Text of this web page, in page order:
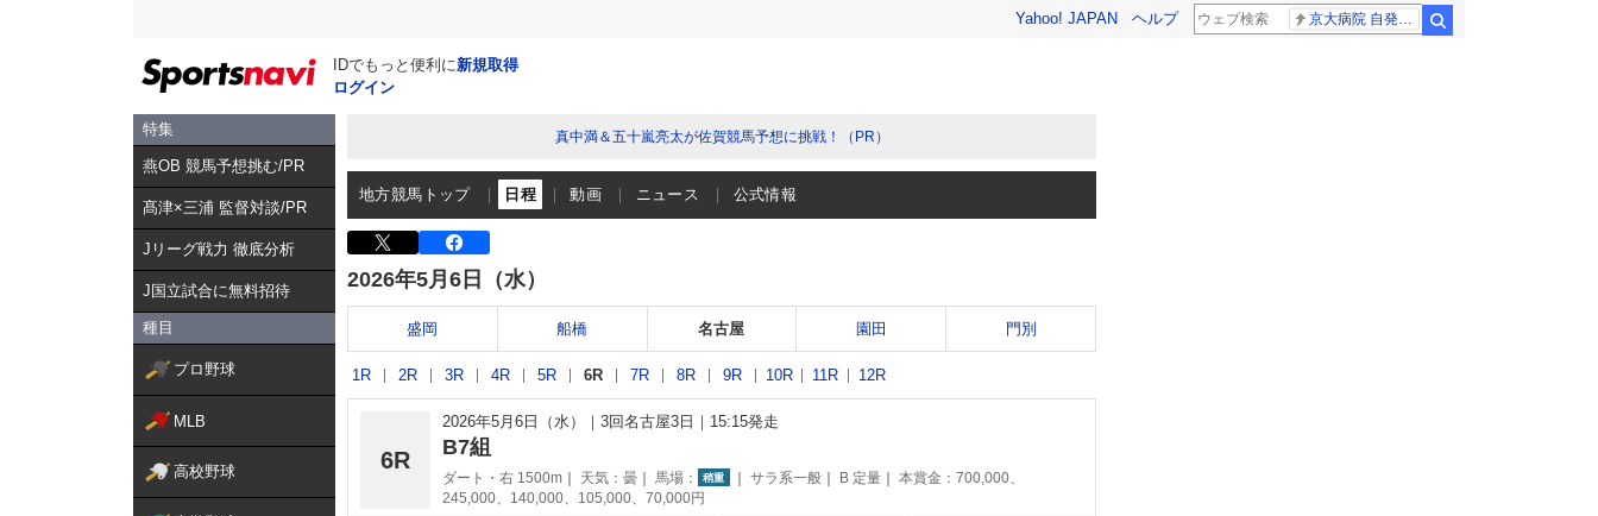
Yahoo! JAPAN ヘルプ
IDでもっと便利に新規取得
ログイン
特集
燕OB 競馬予想挑む/PR
髙津×三浦 監督対談/PR
Jリーグ戦力 徹底分析
J国立試合に無料招待
種目
プロ野球
MLB
高校野球
真中満＆五十嵐亮太が佐賀競馬予想に挑戦！（PR）
地方競馬トップ 日程 動画 ニュース 公式情報
2026年5月6日（水）
盛岡 船橋 名古屋 園田 門別
1R 2R 3R 4R 5R 6R 7R 8R 9R 10R 11R 12R
6R
2026年5月6日（水） 3回名古屋3日 15:15発走
B7組
ダート・右 1500m 天気： 曇 馬場： 稍重 サラ系一般 B 定量
本賞金：700,000、
245,000、140,000、105,000、70,000円